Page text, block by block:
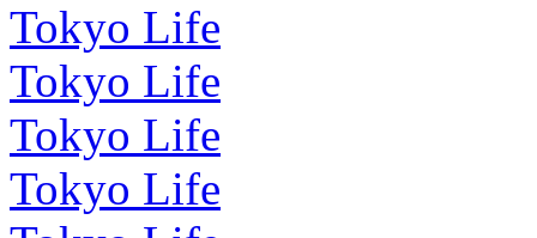
Tokyo Life
Tokyo Life
Tokyo Life
Tokyo Life